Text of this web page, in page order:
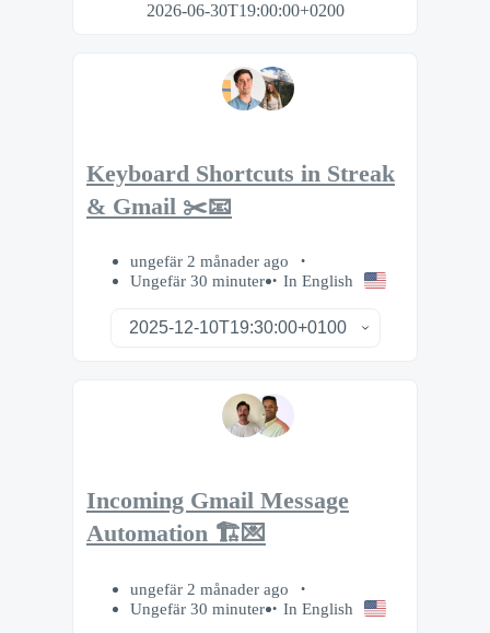
2026-06-30T19:00:00+0200
Keyboard Shortcuts in Streak
& Gmail ✂️📧
ungefär 2 månader ago
Ungefär 30 minuter
In English
Incoming Gmail Message
Automation 🏗️💌
ungefär 2 månader ago
Ungefär 30 minuter
In English